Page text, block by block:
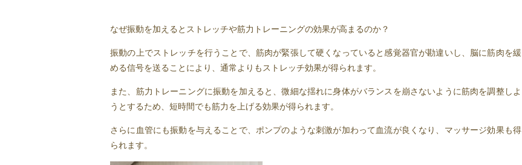
なぜ振動を加えるとストレッチや筋力トレーニングの効果が高まるのか？
振動の上でストレッチを行うことで、筋肉が緊張して硬くなっていると感覚器官が勘違いし、脳に筋肉を緩
める信号を送ることにより、通常よりもストレッチ効果が得られます。
また、筋力トレーニングに振動を加えると、微細な揺れに身体がバランスを崩さないように筋肉を調整しよ
うとするため、短時間でも筋力を上げる効果が得られます。
さらに血管にも振動を与えることで、ポンプのような刺激が加わって血流が良くなり、マッサージ効果も得
られます。